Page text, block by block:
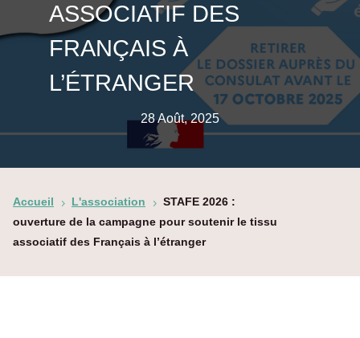
ASSOCIATIF DES
FRANÇAIS À
L’ÉTRANGER
28 Août, 2025
Accueil 5 L'association 5 STAFE 2026 :
ouverture de la campagne pour soutenir le tissu
associatif des Français à l’étranger